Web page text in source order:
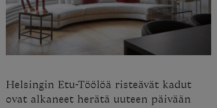
Helsingin Etu-Töölöä risteävät kadut
ovat alkaneet herätä uuteen päivään